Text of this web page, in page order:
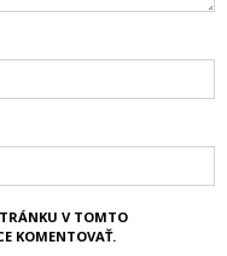
V TOMTO
KOMENTOVAŤ.